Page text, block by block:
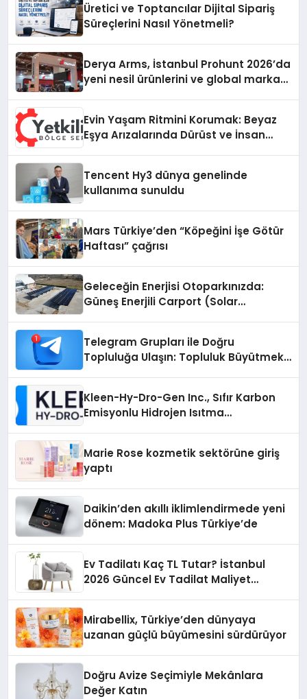
Üretici ve Toptancılar Dijital Sipariş
Süreçlerini Nasıl Yönetmeli?
Derya Arms, İstanbul Prohunt 2026’da
yeni nesil ürünlerini ve global marka
Evin Yaşam Ritmini Korumak: Beyaz
Eşya Arızalarında Dürüst ve İnsan
Tencent Hy3 dünya genelinde
kullanıma sunuldu
Mars Türkiye’den “Köpeğini İşe Götür
Haftası” çağrısı
Geleceğin Enerjisi Otoparkınızda:
Güneş Enerjili Carport (Solar
Telegram Grupları ile Doğru
Topluluğa Ulaşın: Topluluk Büyütmek
Kleen-Hy-Dro-Gen Inc., Sıfır Karbon
Emisyonlu Hidrojen Isıtma
Marie Rose kozmetik sektörüne giriş
yaptı
Daikin’den akıllı iklimlendirmede yeni
dönem: Madoka Plus Türkiye’de
Ev Tadilatı Kaç TL Tutar? İstanbul
2026 Güncel Ev Tadilat Maliyet
Mirabellix, Türkiye’den dünyaya
uzanan güçlü büyümesini sürdürüyor
Doğru Avize Seçimiyle Mekânlara
Değer Katın